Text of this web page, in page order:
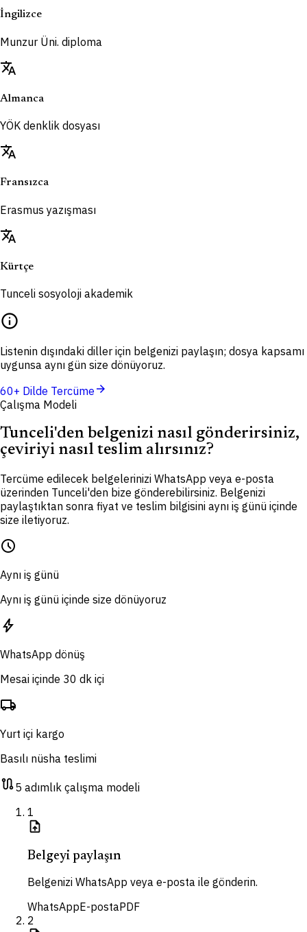
İngilizce
Munzur Üni. diploma
translate
Almanca
YÖK denklik dosyası
translate
Fransızca
Erasmus yazışması
translate
Kürtçe
Tunceli sosyoloji akademik
info
Listenin dışındaki diller için belgenizi paylaşın; dosya kapsamı
uygunsa aynı gün size dönüyoruz.
60+ Dilde Tercüme arrow_forward
Çalışma Modeli
Tunceli'den belgenizi nasıl gönderirsiniz,
çeviriyi nasıl teslim alırsınız?
Tercüme edilecek belgelerinizi WhatsApp veya e-posta
üzerinden Tunceli'den bize gönderebilirsiniz. Belgenizi
paylaştıktan sonra fiyat ve teslim bilgisini aynı iş günü içinde
size iletiyoruz.
schedule
Aynı iş günü
Aynı iş günü içinde size dönüyoruz
bolt
WhatsApp dönüş
Mesai içinde 30 dk içi
local_shipping
Yurt içi kargo
Basılı nüsha teslimi
route5 adımlık çalışma modeli
1
upload_file
Belgeyi paylaşın
Belgenizi WhatsApp veya e-posta ile gönderin.
WhatsAppE-postaPDF
2